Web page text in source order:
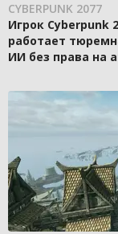
CYBERPUNK 2077
Игрок Cyberpunk
работает
ИИ без права на